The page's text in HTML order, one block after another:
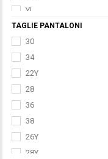
YL
YXL
TAGLIE PANTALONI
30
34
22Y
28
36
38
26Y
28Y